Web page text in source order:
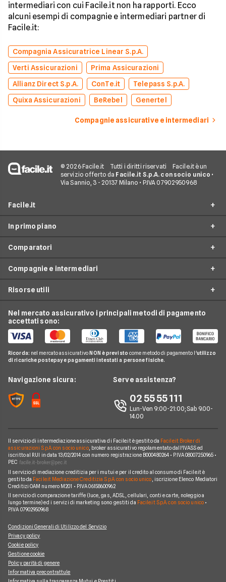
intermediari con cui Facile.it non ha rapporti. Ecco
alcuni esempi di compagnie e intermediari partner di
Facile.it:
Compagnia Assicuratrice Linear S.p.A.
Verti Assicurazioni
Prima Assicurazioni
Allianz Direct S.p.A.
ConTe.it
Telepass S.p.A.
Quixa Assicurazioni
BeRebel Genertel
Compagnie assicurative e intermediari
© 2026 Facile.it Tutti i diritti riservati
Facile.it è un
servizio offerto da Facile.it S.p.A. con socio unico •
Via Sannio, 3 - 20137 Milano • P.IVA 07902950968
Facile.it
Assicurazioni
Prestiti
Conti e Carte
Telefonia Mobile
Pay TV
Noleggio Lungo Termine
News
Chi siamo
Perché scegliere Facile.it
Mappa del sito
In primo piano
Assicurazioni online
Assicurazione Auto
Assicurazione Moto
Assicurazione Casa
Assicurazione Vita
Assicurazione Mutuo
Assicurazione Avvocati
Assicurazione Infortuni
Assicurazione Autocarro
Comparatori
Preventivo assicurazione auto
Preventivo Assicurazione Moto
Preventivo Assicurazione Casa
Preventivo Assicurazione Vita
Preventivo Assicurazione Viaggio
Compagnie e intermediari
Bene Assicurazioni
ConTe
Genertel
Allianz Direct
Linear
Prima.it
Quixa
UnipolSai
Allianz
Compagnie e intermediari
Risorse utili
Osservatorio Assicurazioni
Guida Assicurazioni
Agenzie Assicurative
Domande Assicurazioni
Glossario Assicurativo
Notizie Assicurazioni
Nel mercato assicurativo i principali metodi di pagamento
accettati sono:
Ricorda: nel mercato assicurativo NON è previsto come metodo di pagamento l'utilizzo
di ricariche postepay e pagamenti intestati a persone fisiche.
Navigazione sicura: Serve assistenza?
02 55 55 111
Lun-Ven 9:00-21:00; Sab 9.00-
14.00
Il servizio di intermediazione assicurativa di Facile.it è gestito da Facile.it Broker di
assicurazioni S.p.A. con socio unico, broker assicurativo regolamentato dall'IVASS ed
iscritto al RUI in data 13/02/2014 con numero registrazione B000480264 • P.IVA 08007250965 •
PEC
Il servizio di mediazione creditizia per i mutui e per il credito al consumo di Facile.it è
gestito da Facile.it Mediazione Creditizia S.p.A. con socio unico , iscrizione Elenco Mediatori
Creditizi OAM numero M201 • P.IVA 06158600962
Il servizio di comparazione tariffe (luce, gas, ADSL, cellulari, conti e carte, noleggio a
lungo termine) ed i servizi di marketing sono gestiti da Facile.it S.p.A. con socio unico•
P.IVA 07902950968
Condizioni Generali di Utilizzo del Servizio
Privacy policy
Cookie policy
Gestione cookie
Policy parità di genere
Informativa precontrattule